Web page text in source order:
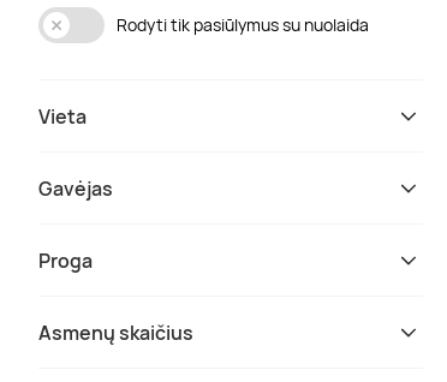
Rodyti tik pasiūlymus su nuolaida
Vieta
Gavėjas
Proga
Asmenų skaičius